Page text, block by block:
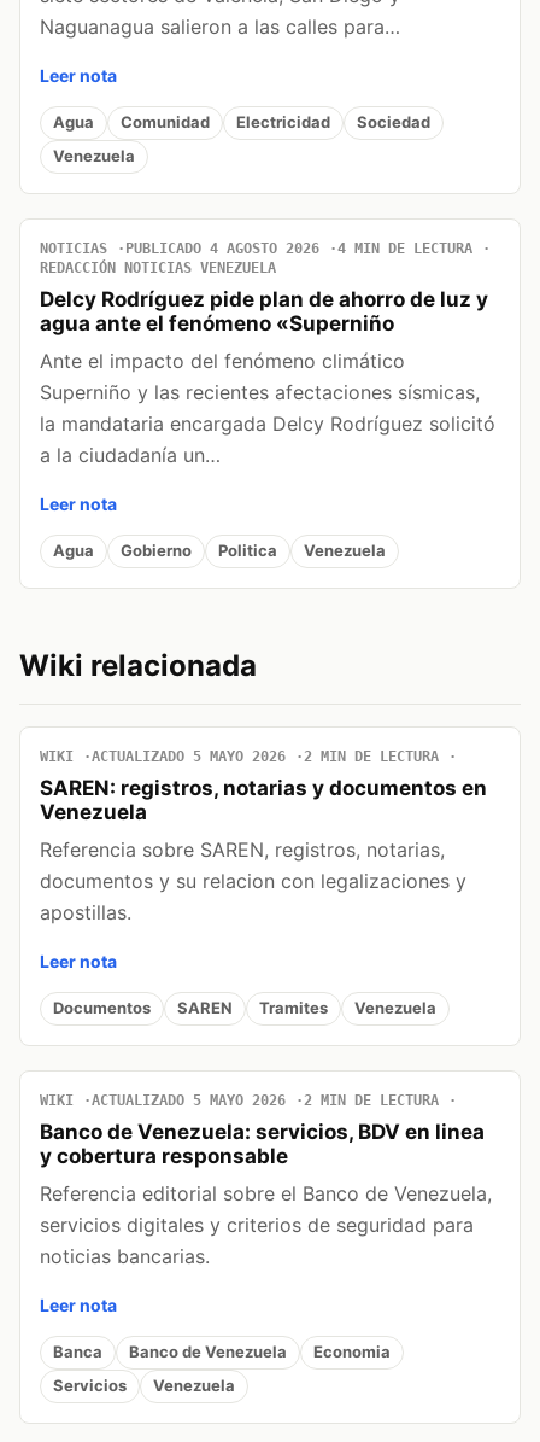
Naguanagua salieron a las calles para…
Leer nota
Agua Comunidad Electricidad
Sociedad
Venezuela
NOTICIAS PUBLICADO 4 AGOSTO 2026
4 MIN DE LECTURA
REDACCIÓN NOTICIAS VENEZUELA
Delcy Rodríguez pide plan de ahorro de luz y
agua ante el fenómeno «Superniño
Ante el impacto del fenómeno climático
Superniño y las recientes afectaciones sísmicas,
la mandataria encargada Delcy Rodríguez solicitó
a la ciudadanía un…
Leer nota
Agua Gobierno Politica Venezuela
Wiki relacionada
WIKI ACTUALIZADO 5 MAYO 2026 2 MIN DE LECTURA
SAREN: registros, notarias y documentos en
Venezuela
Referencia sobre SAREN, registros, notarias,
documentos y su relacion con legalizaciones y
apostillas.
Leer nota
Documentos SAREN Tramites Venezuela
WIKI ACTUALIZADO 5 MAYO 2026 2 MIN DE LECTURA
Banco de Venezuela: servicios, BDV en linea
y cobertura responsable
Referencia editorial sobre el Banco de Venezuela,
servicios digitales y criterios de seguridad para
noticias bancarias.
Leer nota
Banca Banco de Venezuela
Economia
Servicios
Venezuela